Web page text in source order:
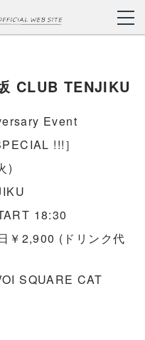
CLUB TENJIKU
Event
!!!］
)
18:30
￥2,900 (ドリンク代
SQUARE CAT